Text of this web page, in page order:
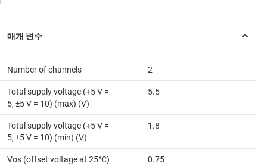
Number of channels 2
Total supply voltage (+5 V =
5, ±5 V = 10) (max) (V)
5.5
Total supply voltage (+5 V =
5, ±5 V = 10) (min) (V)
1.8
Vos (offset voltage at 25°C)
0.75